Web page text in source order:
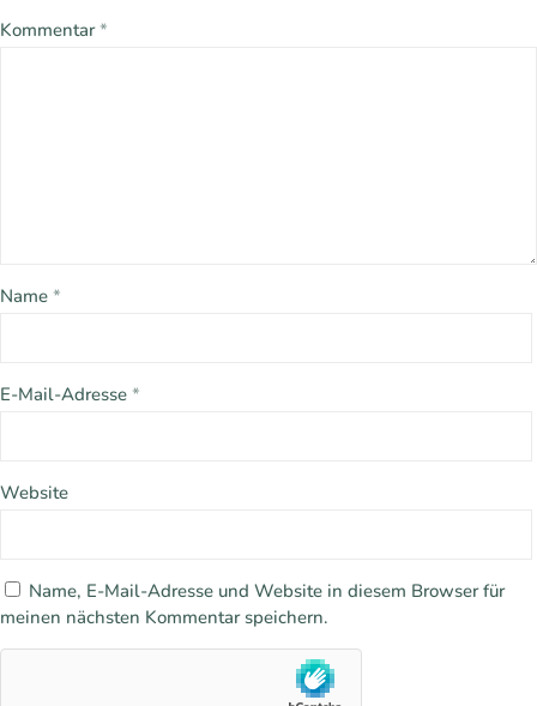
Kommentar *
Name *
E-Mail-Adresse *
Website
Name, E-Mail-Adresse und Website in diesem Browser für
meinen nächsten Kommentar speichern.